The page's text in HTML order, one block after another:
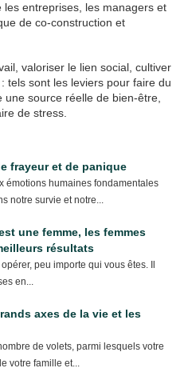
entreprises, les managers et
de co-construction et
valoriser le lien social, cultiver
tels sont les leviers pour faire du
source réelle de bien-être,
de stress.
frayeur et de panique
émotions humaines fondamentales
notre survie et notre...
une femme, les femmes
résultats
peu importe qui vous êtes. Il
en...
axes de la vie et les
de volets, parmi lesquels votre
votre famille et...